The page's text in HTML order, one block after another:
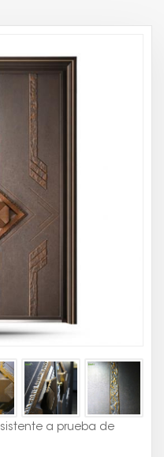
a prueba de